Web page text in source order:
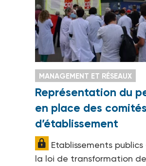
MANAGEMENT ET RÉSEAUX
Représentation du
en place des
d’établissement
Etablissements
la loi de transformation